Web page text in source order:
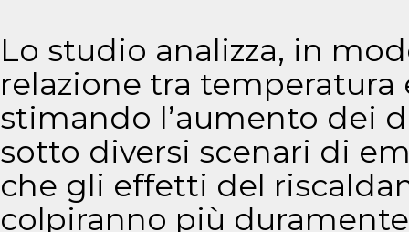
Lo studio analizza, in
relazione tra
stimando l’aumento dei
sotto diversi scenari di
che gli effetti del
colpiranno più